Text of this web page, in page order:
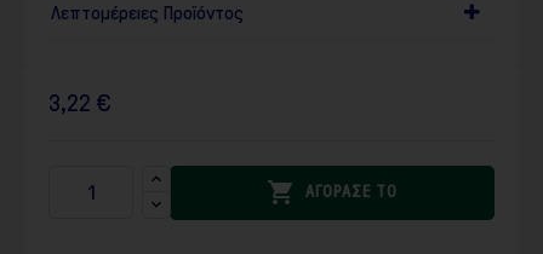
Λεπτομέρειες Προϊόντος
3,22 €
 ΑΓΟΡΑΣΕ ΤΟ